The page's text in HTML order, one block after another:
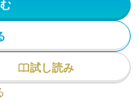
試し読み